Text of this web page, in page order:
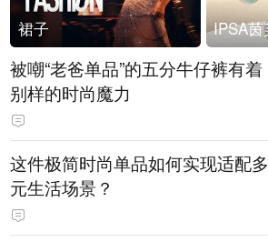
裙子
被嘲“老爸单品”的五分牛仔裤有着
别样的时尚魔力
这件极简时尚单品如何实现适配多
元生活场景？